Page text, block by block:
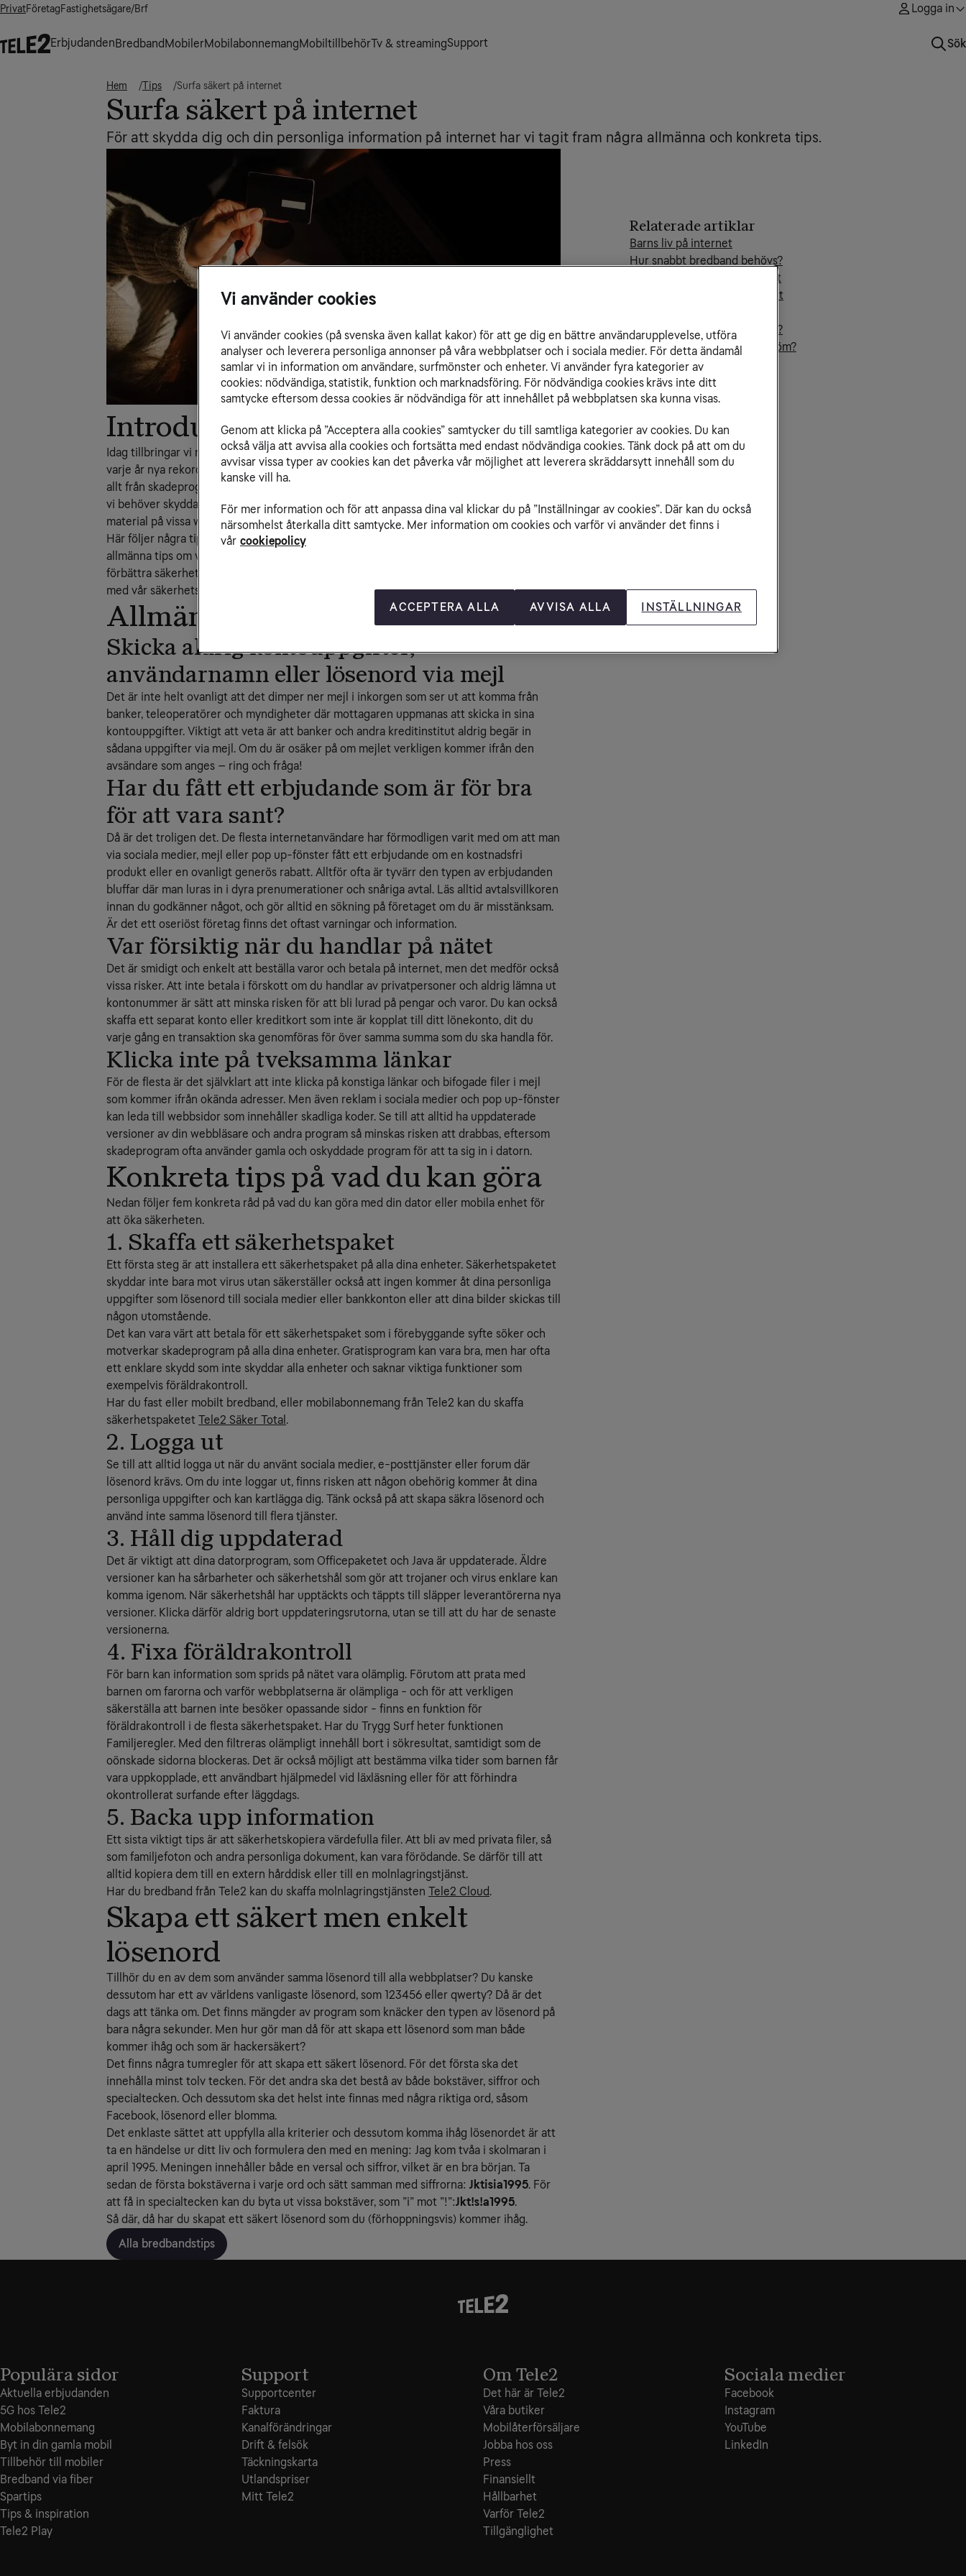
PrivatFöretagFastighetsägare/Brf Logga in
ErbjudandenBredbandMobilerMobilabonnemangMobiltillbehörTv & streamingSupport Sök
Hem Tips Surfa säkert på internet
Surfa säkert på internet
För att skydda dig och din personliga information på internet har vi tagit fram några allmänna och konkreta tips.
Introduktion
Idag tillbringar vi mer tid än någonsin på nätet och det totala internetanvändandet når
varje år nya rekordnivåer. Det innebär också att vi blir alltmer exponerade för hot, framför
allt från skadeprogram som försöker komma åt din personliga information. Samtidigt som
vi behöver skydda oss mot hoten, kan det vara lämpligt att skydda barnen från tveksamt
material på vissa webbplatser.
Här följer några tips på hur du enkelt förbättrar din säkerhet på nätet. Dels är det
allmänna tips om vad du bör tänka på, dels är det konkreta tips om vad du kan göra för att
förbättra säkerheten i din dator eller mobila enhet. Tipsen har tagits fram i samarbete
med vår säkerhetspartner F-Secure, som också levererarTele2 Säker Total.
Allmänna tips
Skicka aldrig kontouppgifter,
användarnamn eller lösenord via mejl
Det är inte helt ovanligt att det dimper ner mejl i inkorgen som ser ut att komma från
banker, teleoperatörer och myndigheter där mottagaren uppmanas att skicka in sina
kontouppgifter. Viktigt att veta är att banker och andra kreditinstitut aldrig begär in
sådana uppgifter via mejl. Om du är osäker på om mejlet verkligen kommer ifrån den
avsändare som anges – ring och fråga!
Har du fått ett erbjudande som är för bra
för att vara sant?
Då är det troligen det. De flesta internetanvändare har förmodligen varit med om att man
via sociala medier, mejl eller pop up-fönster fått ett erbjudande om en kostnadsfri
produkt eller en ovanligt generös rabatt. Alltför ofta är tyvärr den typen av erbjudanden
bluffar där man luras in i dyra prenumerationer och snåriga avtal. Läs alltid avtalsvillkoren
innan du godkänner något, och gör alltid en sökning på företaget om du är misstänksam.
Är det ett oseriöst företag finns det oftast varningar och information.
Var försiktig när du handlar på nätet
Det är smidigt och enkelt att beställa varor och betala på internet, men det medför också
vissa risker. Att inte betala i förskott om du handlar av privatpersoner och aldrig lämna ut
kontonummer är sätt att minska risken för att bli lurad på pengar och varor. Du kan också
skaffa ett separat konto eller kreditkort som inte är kopplat till ditt lönekonto, dit du
varje gång en transaktion ska genomföras för över samma summa som du ska handla för.
Klicka inte på tveksamma länkar
För de flesta är det självklart att inte klicka på konstiga länkar och bifogade filer i mejl
som kommer ifrån okända adresser. Men även reklam i sociala medier och pop up-fönster
kan leda till webbsidor som innehåller skadliga koder. Se till att alltid ha uppdaterade
versioner av din webbläsare och andra program så minskas risken att drabbas, eftersom
skadeprogram ofta använder gamla och oskyddade program för att ta sig in i datorn.
Konkreta tips på vad du kan göra
Nedan följer fem konkreta råd på vad du kan göra med din dator eller mobila enhet för
att öka säkerheten.
1. Skaffa ett säkerhetspaket
Ett första steg är att installera ett säkerhetspaket på alla dina enheter. Säkerhetspaketet
skyddar inte bara mot virus utan säkerställer också att ingen kommer åt dina personliga
uppgifter som lösenord till sociala medier eller bankkonton eller att dina bilder skickas till
någon utomstående.
Det kan vara värt att betala för ett säkerhetspaket som i förebyggande syfte söker och
motverkar skadeprogram på alla dina enheter. Gratisprogram kan vara bra, men har ofta
ett enklare skydd som inte skyddar alla enheter och saknar viktiga funktioner som
exempelvis föräldrakontroll.
Har du fast eller mobilt bredband, eller mobilabonnemang från Tele2 kan du skaffa
säkerhetspaketet Tele2 Säker Total .
2. Logga ut
Se till att alltid logga ut när du använt sociala medier, e-posttjänster eller forum där
lösenord krävs. Om du inte loggar ut, finns risken att någon obehörig kommer åt dina
personliga uppgifter och kan kartlägga dig. Tänk också på att skapa säkra lösenord och
använd inte samma lösenord till flera tjänster.
3. Håll dig uppdaterad
Det är viktigt att dina datorprogram, som Officepaketet och Java är uppdaterade. Äldre
versioner kan ha sårbarheter och säkerhetshål som gör att trojaner och virus enklare kan
komma igenom. När säkerhetshål har upptäckts och täppts till släpper leverantörerna nya
versioner. Klicka därför aldrig bort uppdateringsrutorna, utan se till att du har de senaste
versionerna.
4. Fixa föräldrakontroll
För barn kan information som sprids på nätet vara olämplig. Förutom att prata med
barnen om farorna och varför webbplatserna är olämpliga - och för att verkligen
säkerställa att barnen inte besöker opassande sidor - finns en funktion för
föräldrakontroll i de flesta säkerhetspaket. Har du Trygg Surf heter funktionen
Familjeregler. Med den filtreras olämpligt innehåll bort i sökresultat, samtidigt som de
oönskade sidorna blockeras. Det är också möjligt att bestämma vilka tider som barnen får
vara uppkopplade, ett användbart hjälpmedel vid läxläsning eller för att förhindra
okontrollerat surfande efter läggdags.
5. Backa upp information
Ett sista viktigt tips är att säkerhetskopiera värdefulla filer. Att bli av med privata filer, så
som familjefoton och andra personliga dokument, kan vara förödande. Se därför till att
alltid kopiera dem till en extern hårddisk eller till en molnlagringstjänst.
Har du bredband från Tele2 kan du skaffa molnlagringstjänsten Tele2 Cloud.
Skapa ett säkert men enkelt
lösenord
Tillhör du en av dem som använder samma lösenord till alla webbplatser? Du kanske
dessutom har ett av världens vanligaste lösenord, som 123456 eller qwerty? Då är det
dags att tänka om. Det finns mängder av program som knäcker den typen av lösenord på
bara några sekunder. Men hur gör man då för att skapa ett lösenord som man både
kommer ihåg och som är hackersäkert?
Det finns några tumregler för att skapa ett säkert lösenord. För det första ska det
innehålla minst tolv tecken. För det andra ska det bestå av både bokstäver, siffror och
specialtecken. Och dessutom ska det helst inte finnas med några riktiga ord, såsom
Facebook, lösenord eller blomma.
Det enklaste sättet att uppfylla alla kriterier och dessutom komma ihåg lösenordet är att
ta en händelse ur ditt liv och formulera den med en mening: Jag kom tvåa i skolmaran i
april 1995. Meningen innehåller både en versal och siffror, vilket är en bra början. Ta
sedan de första bokstäverna i varje ord och sätt samman med siffrorna: Jktisia1995. För
att få in specialtecken kan du byta ut vissa bokstäver, som ”i” mot ”!”:Jkt!s!a1995.
Så där, då har du skapat ett säkert lösenord som du (förhoppningsvis) kommer ihåg.
Alla bredbandstips
Relaterade artiklar
Barns liv på internet
Hur snabbt bredband behövs?
Wifi – surfa trådlöst i hemmet
8 vanliga bedrägerier på nätet
Hur snabbt bredband behövs?
Vad innebär ned- och uppström?
Snabba på ditt bredband
Jämför bredband
Populära sidor
Aktuella erbjudanden
5G hos Tele2
Mobilabonnemang
Byt in din gamla mobil
Tillbehör till mobiler
Bredband via fiber
Spartips
Tips & inspiration
Tele2 Play
Support
Supportcenter
Faktura
Kanalförändringar
Drift & felsök
Täckningskarta
Utlandspriser
Mitt Tele2
Om Tele2
Det här är Tele2
Våra butiker
Mobilåterförsäljare
Jobba hos oss
Press
Finansiellt
Hållbarhet
Varför Tele2
Tillgänglighet
Sociala medier
Facebook
Instagram
YouTube
LinkedIn
Vi använder cookies
Vi använder cookies (på svenska även kallat kakor) för att ge dig en bättre användarupplevelse, utföra
analyser och leverera personliga annonser på våra webbplatser och i sociala medier. För detta ändamål
samlar vi in information om användare, surfmönster och enheter. Vi använder fyra kategorier av
cookies: nödvändiga, statistik, funktion och marknadsföring. För nödvändiga cookies krävs inte ditt
samtycke eftersom dessa cookies är nödvändiga för att innehållet på webbplatsen ska kunna visas.
Genom att klicka på ”Acceptera alla cookies” samtycker du till samtliga kategorier av cookies. Du kan
också välja att avvisa alla cookies och fortsätta med endast nödvändiga cookies. Tänk dock på att om du
avvisar vissa typer av cookies kan det påverka vår möjlighet att leverera skräddarsytt innehåll som du
kanske vill ha.
För mer information och för att anpassa dina val klickar du på ”Inställningar av cookies”. Där kan du också
närsomhelst återkalla ditt samtycke. Mer information om cookies och varför vi använder det finns i
vår cookiepolicy
ACCEPTERA ALLA AVVISA ALLA INSTÄLLNINGAR